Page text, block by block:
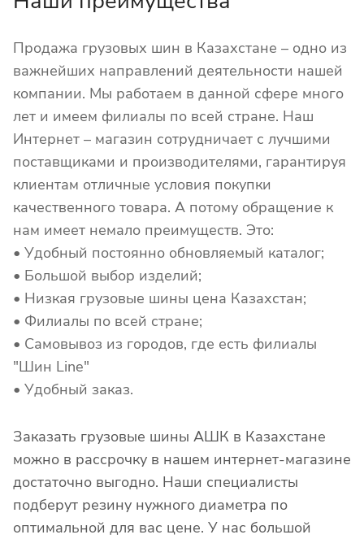
Продажа грузовых шин в Казахстане – одно из
важнейших направлений деятельности нашей
компании. Мы работаем в данной сфере много
лет и имеем филиалы по всей стране. Наш
Интернет – магазин сотрудничает с лучшими
поставщиками и производителями, гарантируя
клиентам отличные условия покупки
качественного товара. А потому обращение к
нам имеет немало преимуществ. Это:
• Удобный постоянно обновляемый каталог;
• Большой выбор изделий;
• Низкая грузовые шины цена Казахстан;
• Филиалы по всей стране;
• Самовывоз из городов, где есть филиалы
"Шин Line"
• Удобный заказ.
Заказать грузовые шины АШК в Казахстане
можно в рассрочку в нашем интернет-магазине
достаточно выгодно. Наши специалисты
подберут резину нужного диаметра по
оптимальной для вас цене. У нас большой